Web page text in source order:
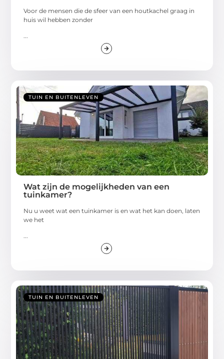
Voor de mensen die de sfeer van een houtkachel graag in
huis wil hebben zonder
...
TUIN EN BUITENLEVEN
Wat zijn de mogelijkheden van een
tuinkamer?
Nu u weet wat een tuinkamer is en wat het kan doen, laten
we het
...
TUIN EN BUITENLEVEN